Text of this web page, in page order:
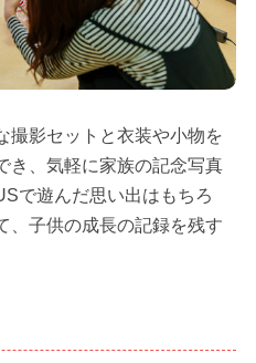
撮影セットと衣装や小物を
き、気軽に家族の記念写真
で遊んだ思い出はもちろ
、子供の成長の記録を残す